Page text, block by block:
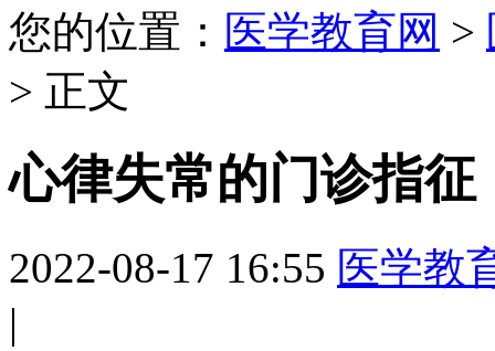
您的位置： 医学教育网 >
> 正文
心律失常的门诊指征
2022-08-17 16:55 医学教
|